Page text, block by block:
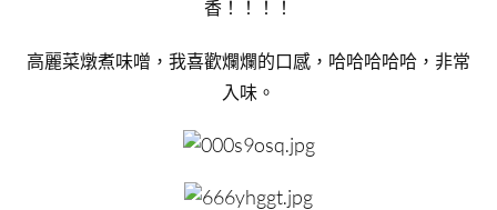
香！！！！
高麗菜燉煮味噌，我喜歡爛爛的口感，哈哈哈哈哈，非常
入味。